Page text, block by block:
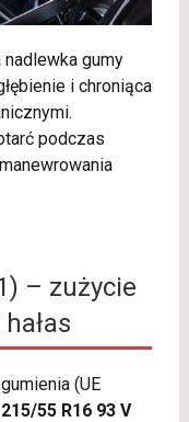
nadlewka gumy
i chroniąca
podczas
– zużycie
(UE
55 R16 93 V